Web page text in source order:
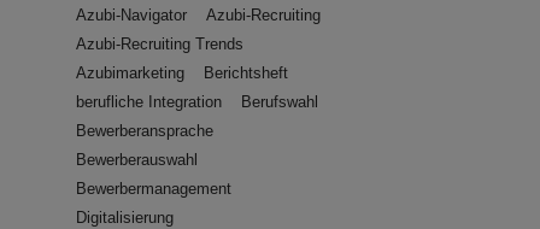
Azubi-Navigator
Azubi-Recruiting
Azubi-Recruiting Trends
Azubimarketing
Berichtsheft
berufliche Integration
Berufswahl
Bewerberansprache
Bewerberauswahl
Bewerbermanagement
Digitalisierung